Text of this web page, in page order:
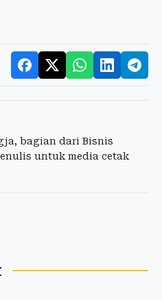
bagian dari Bisnis
untuk media cetak